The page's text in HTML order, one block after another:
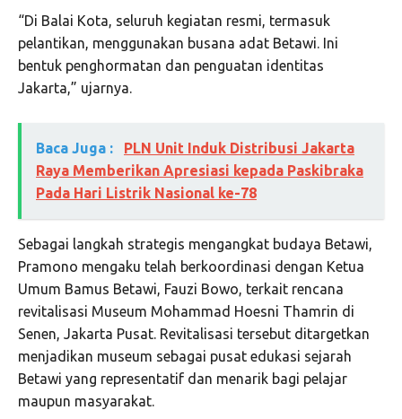
“Di Balai Kota, seluruh kegiatan resmi, termasuk
pelantikan, menggunakan busana adat Betawi. Ini
bentuk penghormatan dan penguatan identitas
Jakarta,” ujarnya.
Baca Juga :
PLN Unit Induk Distribusi Jakarta
Raya Memberikan Apresiasi kepada Paskibraka
Pada Hari Listrik Nasional ke-78
Sebagai langkah strategis mengangkat budaya Betawi,
Pramono mengaku telah berkoordinasi dengan Ketua
Umum Bamus Betawi, Fauzi Bowo, terkait rencana
revitalisasi Museum Mohammad Hoesni Thamrin di
Senen, Jakarta Pusat. Revitalisasi tersebut ditargetkan
menjadikan museum sebagai pusat edukasi sejarah
Betawi yang representatif dan menarik bagi pelajar
maupun masyarakat.